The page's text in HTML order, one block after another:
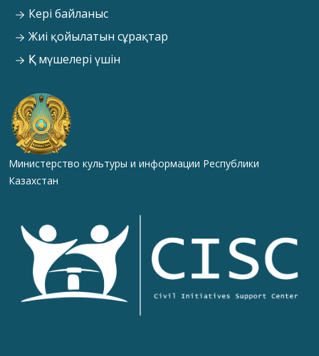
Кері байланыс
Жиі қойылатын сұрақтар
ҚК мүшелері үшін
Министерство культуры и информации Республики
Казахстан